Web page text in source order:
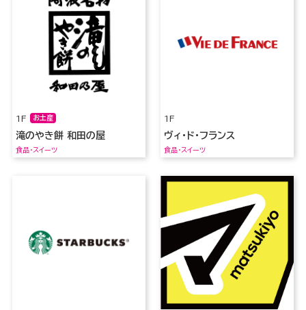
1F お土産
滝のやき餅 和田の屋
食品・スイーツ
1F
ヴィ・ド・フランス
食品・スイーツ